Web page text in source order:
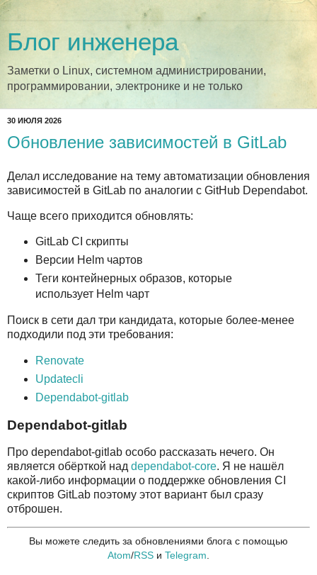
Блог инженера
Заметки о Linux, системном администрировании,
программировании, электронике и не только
30 ИЮЛЯ 2026
Обновление зависимостей в GitLab
Делал исследование на тему автоматизации обновления
зависимостей в GitLab по аналогии с GitHub Dependabot.
Чаще всего приходится обновлять:
GitLab CI скрипты
Версии Helm чартов
Теги контейнерных образов, которые
использует Helm чарт
Поиск в сети дал три кандидата, которые более-менее
подходили под эти требования:
Renovate
Updatecli
Dependabot-gitlab
Dependabot-gitlab
Про dependabot-gitlab особо рассказать нечего. Он
является обёрткой над dependabot-core. Я не нашёл
какой-либо информации о поддержке обновления CI
скриптов GitLab поэтому этот вариант был сразу
отброшен.
Вы можете следить за обновлениями блога с помощью
Atom/RSS и Telegram